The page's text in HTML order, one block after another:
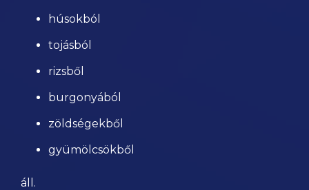
húsokból
tojásból
rizsből
burgonyából
zöldségekből
gyümölcsökből
áll.